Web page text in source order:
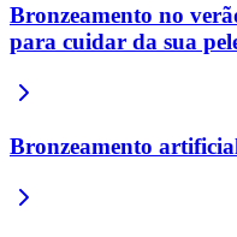
Bronzeamento no
para cuidar da sua
Bronzeamento